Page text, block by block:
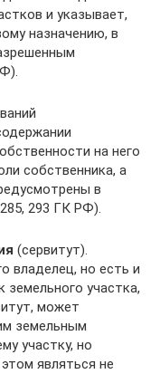
и указывает,
назначению, в
на него
собственника, а
в
293 ГК РФ).
(сервитут).
владелец, но есть и
земельного участка,
может
земельным
участку, но
являться не